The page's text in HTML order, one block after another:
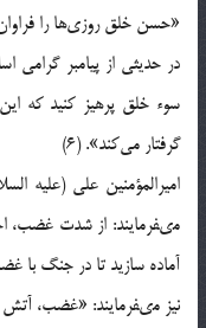
«حسن خلق روزي‎ها را فراوان مي‎كند و بر محبت دوستان مي‎افزايد». (5)
در حديثي از پيامبر گرامي
سوء خلق پرهيز كنيد كه
گرفتار مي‎كند». (6)
امیرالمؤمنین على (عليه
مى‏فرمایند: از شدت غضب،
آماده سازید تا در جنگ با
نیز مى‏فرمایند:‏ «غضب،